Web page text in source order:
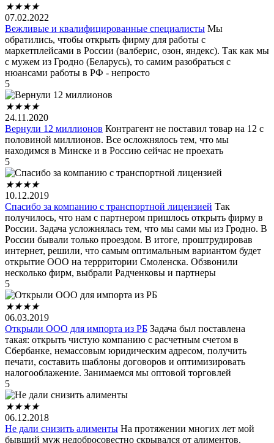
★★★★
07.02.2022
Вежливые и квалифицированные специалисты Мы
обратились, чтобы открыть фирму для работы с
маркетплейсами в России (валберис, озон, яндекс). Так как мы
с мужем из Гродно (Беларусь), то самим разобраться с
нюансами работы в РФ - непросто
5
★★★★
24.11.2020
Вернули 12 миллионов Контрагент не поставил товар на 12 с
половиной миллионов. Все осложнялось тем, что мы
находимся в Минске и в Россию сейчас не проехать
5
★★★★
10.12.2019
Спасибо за компанию с транспортной лицензией Так
получилось, что нам с партнером пришлось открыть фирму в
России. Задача усложнялась тем, что мы сами мы из Гродно. В
России бывали только проездом. В итоге, проштрудировав
интернет, решили, что самым оптимальным вариантом будет
открытие ООО на террритории Смоленска. Обзвонили
несколько фирм, выбрали Радченковы и партнеры
5
★★★★
06.03.2019
Открыли ООО для импорта из РБ Задача был поставлена
такая: открыть чистую компанию с расчетным счетом в
Сбербанке, немассовым юридическим адресом, получить
печати, составить шаблоны договоров и оптимизировать
налогооблажение. Занимаемся мы оптовой торговлей
5
★★★★
06.12.2018
Не дали снизить алименты На протяжении многих лет мой
бывший муж недобросовестно скрывался от алиментов.